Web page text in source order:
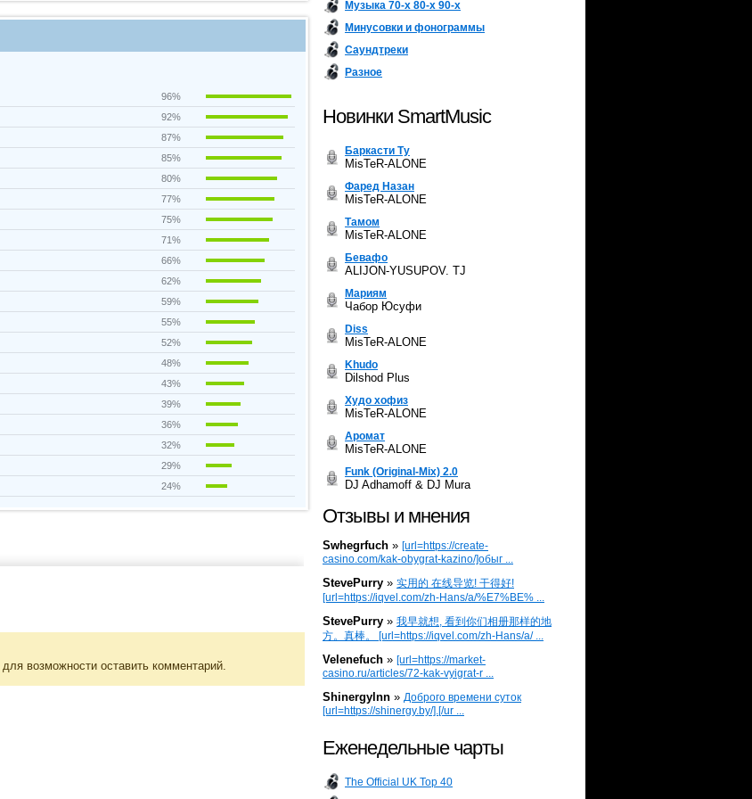
96%
92%
87%
85%
80%
77%
75%
71%
66%
62%
59%
55%
52%
48%
43%
39%
36%
32%
29%
24%
для возможности оставить комментарий.
Музыка 70-х 80-х 90-х
Минусовки и фонограммы
Саундтреки
Разное
Новинки SmartMusic
Баркасти Ту
MisTeR-ALONE
Фаред Назан
MisTeR-ALONE
Тамом
MisTeR-ALONE
Бевафо
ALIJON-YUSUPOV. TJ
Мариям
Чабор Юсуфи
Diss
MisTeR-ALONE
Khudo
Dilshod Plus
Худо хофиз
MisTeR-ALONE
Аромат
MisTeR-ALONE
Funk (Original-Mix) 2.0
DJ Adhamoff & DJ Mura
Отзывы и мнения
Swhegrfuch » [url=https://create-
casino.com/kak-obygrat-kazino/]обыг ...
StevePurry » 实用的 在线导览! 干得好!
[url=https://iqvel.com/zh-Hans/a/%E7%BE% ...
StevePurry » 我早就想, 看到你们相册那样的地
方。真棒。 [url=https://iqvel.com/zh-Hans/a/ ...
Velenefuch » [url=https://market-
casino.ru/articles/72-kak-vyigrat-r ...
Shinergylnn » Доброго времени суток
[url=https://shinergy.by/].[/ur ...
Еженедельные чарты
The Official UK Top 40